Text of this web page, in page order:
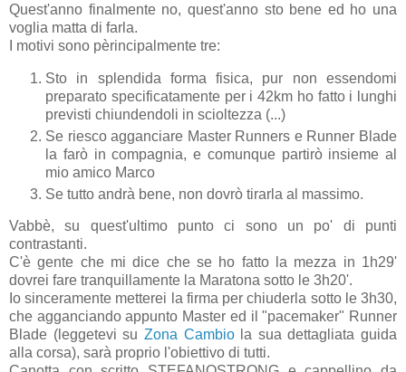
Quest'anno finalmente no, quest'anno sto bene ed ho una
voglia matta di farla.
I motivi sono pèrincipalmente tre:
Sto in splendida forma fisica, pur non essendomi
preparato specificatamente per i 42km ho fatto i lunghi
previsti chiundendoli in scioltezza (...)
Se riesco agganciare Master Runners e Runner Blade
la farò in compagnia, e comunque partirò insieme al
mio amico Marco
Se tutto andrà bene, non dovrò tirarla al massimo.
Vabbè, su quest'ultimo punto ci sono un po' di punti
contrastanti.
C'è gente che mi dice che se ho fatto la mezza in 1h29'
dovrei fare tranquillamente la Maratona sotto le 3h20'.
Io sinceramente metterei la firma per chiuderla sotto le 3h30,
che agganciando appunto Master ed il "pacemaker" Runner
Blade (leggetevi su Zona Cambiola sua dettagliata guida
alla corsa), sarà proprio l'obiettivo di tutti.